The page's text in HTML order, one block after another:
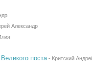
Александр
поста- Критский